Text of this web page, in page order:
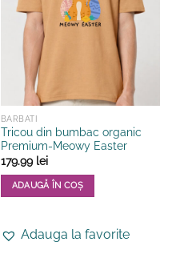
pot
pagina
produsului.
BARBATI
Tricou din bumbac organic
Premium-Meowy Easter
179.99 lei
ADAUGĂ ÎN COȘ
are Adauga la favorite